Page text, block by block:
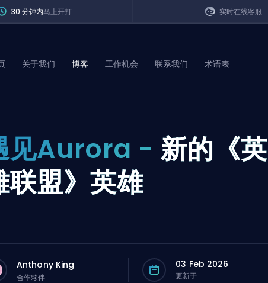
30 分钟内马上开打 实时在线客服
关于我们 博客 工作机会 联系我们 术语表
见Aurora - 新的《英
联盟》英雄
Anthony King
合作夥伴
03 Feb 2026
更新于